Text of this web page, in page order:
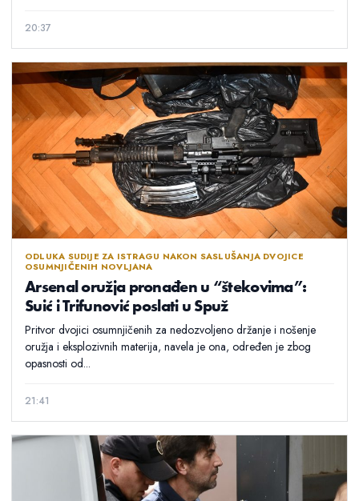
20:37
ODLUKA SUDIJE ZA ISTRAGU NAKON SASLUŠANJA DVOJICE
OSUMNJIČENIH NOVLJANA
Arsenal oružja pronađen u “štekovima”:
Suić i Trifunović poslati u Spuž
Pritvor dvojici osumnjičenih za nedozvoljeno držanje i nošenje
oružja i eksplozivnih materija, navela je ona, određen je zbog
opasnosti od...
21:41